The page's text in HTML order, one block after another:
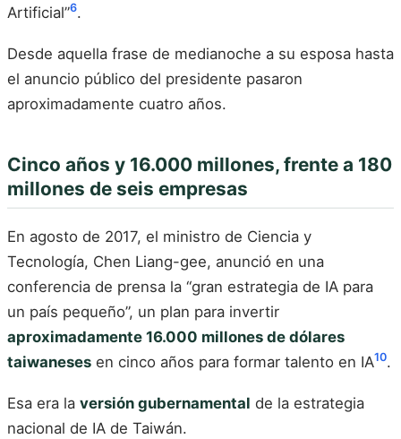
Artificial”6.
Desde aquella frase de medianoche a su esposa hasta
el anuncio público del presidente pasaron
aproximadamente cuatro años.
Cinco años y 16.000 millones, frente a 180
millones de seis empresas
En agosto de 2017, el ministro de Ciencia y
Tecnología, Chen Liang-gee, anunció en una
conferencia de prensa la “gran estrategia de IA para
un país pequeño”, un plan para invertir
aproximadamente 16.000 millones de dólares
taiwaneses en cinco años para formar talento en IA10.
Esa era la versión gubernamental de la estrategia
nacional de IA de Taiwán.